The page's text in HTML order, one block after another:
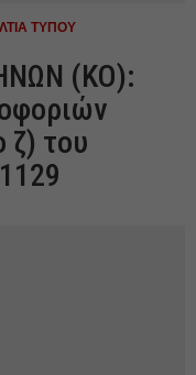
ΤΥΠΟΥ
(ΚΟ):
ζ) του